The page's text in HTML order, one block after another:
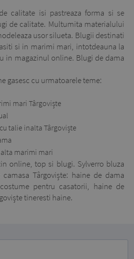
calitate isi pastreaza forma si se
de calitate. Multumita materialului
usor silueta. Blugii destinati
si in marimi mari, intotdeauna la
in magazinul online. Blugi de dama
gasesc cu urmatoarele teme:
mari Târgoviște
talie inalta Târgoviște
marimi mari
online, top si blugi. Sylverro bluza
Târgoviște: haine de dama
pentru casatorii, haine de
tineresti haine.